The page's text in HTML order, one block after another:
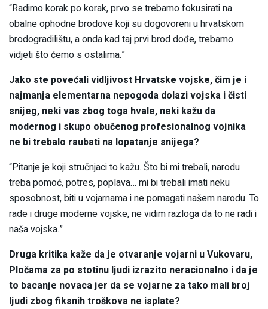
“Radimo korak po korak, prvo se trebamo fokusirati na
obalne ophodne brodove koji su dogovoreni u hrvatskom
brodogradilištu, a onda kad taj prvi brod dođe, trebamo
vidjeti što ćemo s ostalima.”
Jako ste povećali vidljivost Hrvatske vojske, čim je i
najmanja elementarna nepogoda dolazi vojska i čisti
snijeg, neki vas zbog toga hvale, neki kažu da
modernog i skupo obučenog profesionalnog vojnika
ne bi trebalo raubati na lopatanje snijega?
“Pitanje je koji stručnjaci to kažu. Što bi mi trebali, narodu
treba pomoć, potres, poplava… mi bi trebali imati neku
sposobnost, biti u vojarnama i ne pomagati našem narodu. To
rade i druge moderne vojske, ne vidim razloga da to ne radi i
naša vojska.”
Druga kritika kaže da je otvaranje vojarni u Vukovaru,
Pločama za po stotinu ljudi izrazito neracionalno i da je
to bacanje novaca jer da se vojarne za tako mali broj
ljudi zbog fiksnih troškova ne isplate?